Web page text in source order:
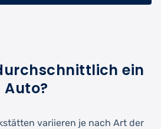
ein
Auto?
variieren je nach Art der